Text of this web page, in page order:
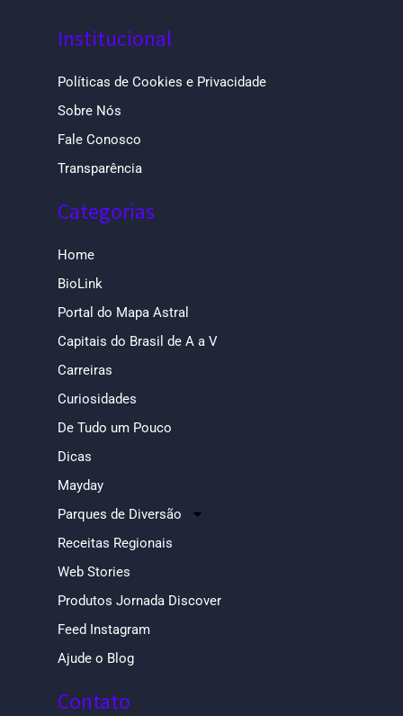
Institucional
Políticas de Cookies e Privacidade
Sobre Nós
Fale Conosco
Transparência
Categorias
Home
BioLink
Portal do Mapa Astral
Capitais do Brasil de A a V
Carreiras
Curiosidades
De Tudo um Pouco
Dicas
Mayday
Parques de Diversão
Receitas Regionais
Web Stories
Produtos Jornada Discover
Feed Instagram
Ajude o Blog
Contato